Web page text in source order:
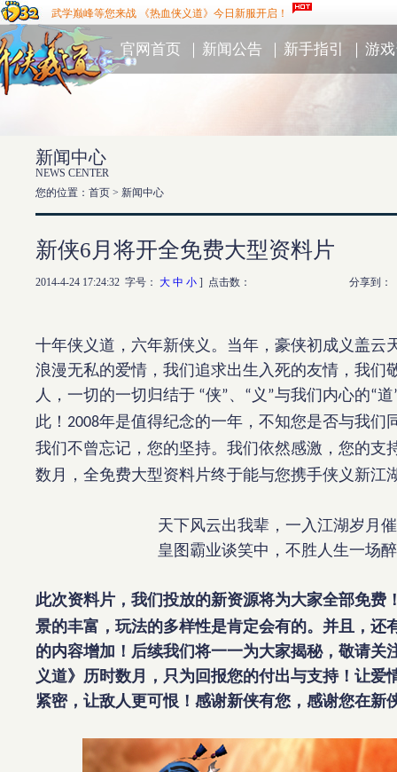
武学巅峰等您来战 《热血侠义道》今日新服开启！
官网首页 新闻公告 新手指引 ｜ 游
新闻中心
NEWS CENTER
您的位置：首页 > 新闻中心
新侠6月将开全免费大型资料片
2014-4-24 17:24:32 字号： 大 中 小 ] 点击数： 分享到：
十年侠义道，六年新侠义。当年，豪侠初成义盖云
浪漫无私的爱情，我们追求出生入死的友情，我们
人，一切的一切归结于 “侠”、 “ 义 ”与我们内心的“道
此！ 2008年是值得纪念的一年，不知您是否与我们
我们不曾忘记，您的坚持。我们依然感激，您的支
数月，全免费大型资料片终于能与您携手侠义新江
天下风云出我辈，一入江湖岁月
皇图霸业谈笑中，不胜人生一场
此次资料片，我们投放的新资源将为大家全部免费
景的丰富，玩法的多样性是肯定会有的。并且，还
的内容增加！后续我们将一一为大家揭秘，敬请关
义道》历时数月，只为回报您的付出与支持！让爱
紧密，让敌人更可恨！感谢新侠有您，感谢您在新